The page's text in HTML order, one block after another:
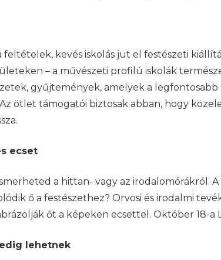
feltételek, kevés iskolás jut el festészeti
– a művészeti profilú iskolák
gyűjtemények, amelyek a
ötlet támogatói biztosak abban, hogy
ecset
a hittan- vagy az irodalomórákról.
ő a festészethez? Orvosi és irodalmi
őt a képeken ecsettel. Október 18-a
lehetnek